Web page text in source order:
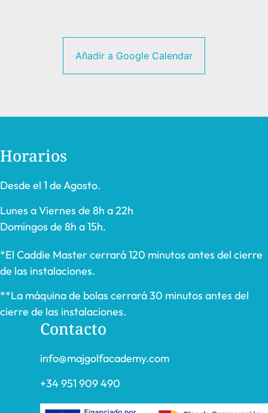
Añadir a Google Calendar
Horarios
Desde el 1 de Agosto.
Lunes a Viernes de 8h a 22h
Domingos de 8h a 15h.
*El Caddie Master cerrará 120 minutos antes del cierre
de las instalaciones.
**La máquina de bolas cerrará 30 minutos antes del
cierre de las instalaciones.
Contacto
info@majgolfacademy.com
+34 951 909 490